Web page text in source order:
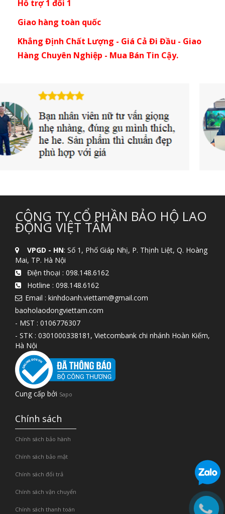
Hỗ trợ 1 đổi 1
Giao hàng toàn quốc
Khẳng Định Chất Lượng - Giá Cả Đi Đầu - Giao
Hàng Chuyên Nghiệp - Mua Bán Tin Cậy.
CÔNG TY CỔ PHẦN BẢO HỘ LAO
ĐỘNG VIỆT TÂM
VPGD - HN: Số 1, Phố Giáp Nhị, P. Thịnh Liệt, Q. Hoàng
Mai, TP. Hà Nội
Điện thoại : 098.148.6162
Hotline : 098.148.6162
Email : kinhdoanh.viettam@gmail.com
baoholaodongviettam.com
- MST : 0106776307
- STK : 0301000338181, Vietcombank chi nhánh Hoàn Kiếm,
Hà Nội
Cung cấp bởi Sapo
Chính sách
Chính sách bảo hành
Chính sách bảo mật
Chính sách đổi trả
Chính sách vận chuyển
Chính sách thanh toán